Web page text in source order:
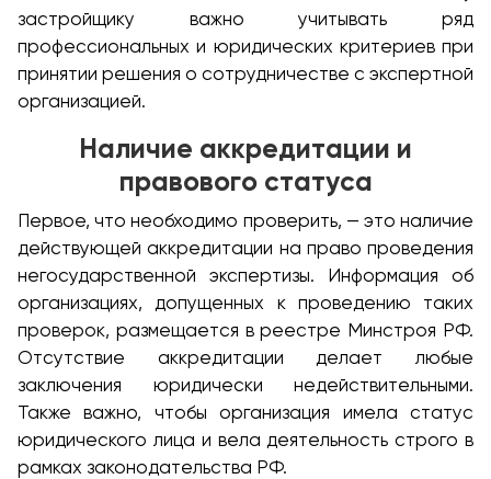
застройщику важно учитывать ряд
профессиональных и юридических критериев при
принятии решения о сотрудничестве с экспертной
организацией.
Наличие аккредитации и
правового статуса
Первое, что необходимо проверить, — это наличие
действующей аккредитации на право проведения
негосударственной экспертизы. Информация об
организациях, допущенных к проведению таких
проверок, размещается в реестре Минстроя РФ.
Отсутствие аккредитации делает любые
заключения юридически недействительными.
Также важно, чтобы организация имела статус
юридического лица и вела деятельность строго в
рамках законодательства РФ.